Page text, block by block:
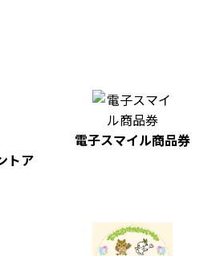
トア
電子スマイル商品券